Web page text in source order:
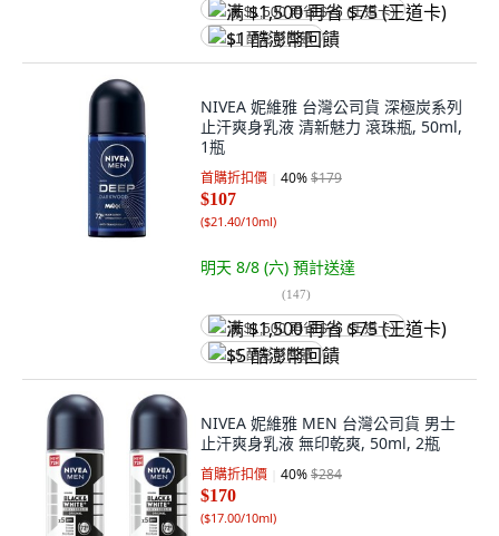
满 $1,500 再省 $75 (王道卡)
$1 酷澎幣回饋
NIVEA 妮維雅 台灣公司貨 深極炭系列
止汗爽身乳液 清新魅力 滾珠瓶, 50ml,
1瓶
首購折扣價 40%$179
$107
($21.40/10ml)
明天 8/8 (六) 預計送達
(147)
满 $1,500 再省 $75 (王道卡)
$5 酷澎幣回饋
NIVEA 妮維雅 MEN 台灣公司貨 男士
止汗爽身乳液 無印乾爽, 50ml, 2瓶
首購折扣價 40%$284
$170
($17.00/10ml)